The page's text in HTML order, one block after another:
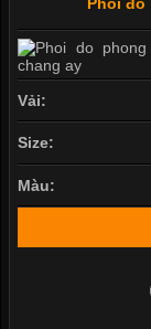
Phối đồ
Vải:
Size:
Màu: